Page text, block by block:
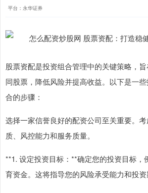
平台：永华证券
股票资配是投资组合管理中的关键策略，
同股票，降低风险并提高收益。以下是一
合的步骤：
选择一家信誉良好的配资公司至关重要。
质、风控能力和服务质量。
**1. 设定投资目标：**确定您的投资目标，
育资金。这将指导您的风险承受能力和投资